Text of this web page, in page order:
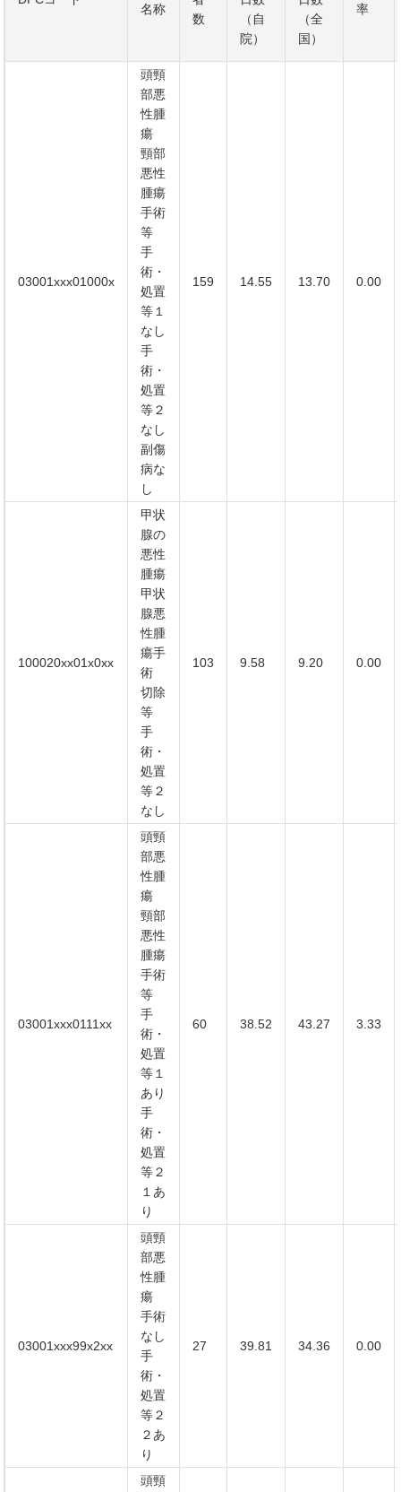
名称
数
（自
院）
（全
国）
率
03001xxx01000x
頭頸
部悪
性腫
瘍
頸部
悪性
腫瘍
手術
等
手
術・
処置
等１
なし
手
術・
処置
等２
なし
副傷
病な
し
159 14.55 13.70 0.00
100020xx01x0xx
甲状
腺の
悪性
腫瘍
甲状
腺悪
性腫
瘍手
術
切除
等
手
術・
処置
等２
なし
103 9.58 9.20 0.00
03001xxx0111xx
頭頸
部悪
性腫
瘍
頸部
悪性
腫瘍
手術
等
手
術・
処置
等１
あり
手
術・
処置
等２
１あ
り
60 38.52 43.27 3.33
03001xxx99x2xx
頭頸
部悪
性腫
瘍
手術
なし
手
術・
処置
等２
２あ
り
27 39.81 34.36 0.00
頭頸